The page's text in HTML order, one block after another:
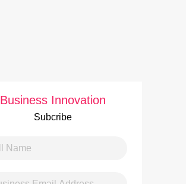
Business Innovation
Subcribe